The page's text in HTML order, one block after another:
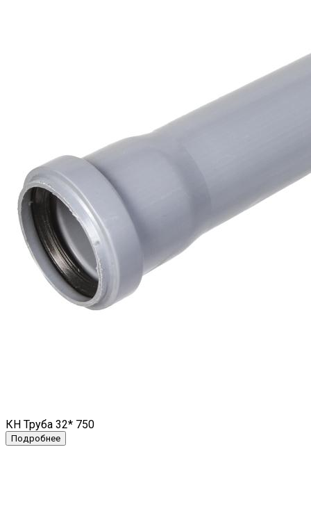
КН Труба 32* 750